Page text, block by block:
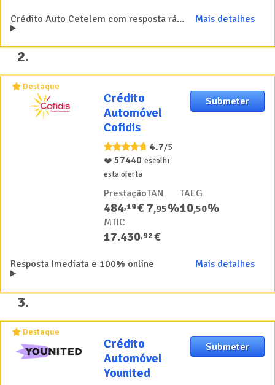
Crédito Auto Cetelem com resposta rápida para carros novos e carros usados Mais detalhes
2.
Destaque
Crédito
Automóvel
Cofidis
Crédito
Automóvel
Cofidis
4.7/5
❤️ 57440 escolhi
esta oferta
Prestação
484,19€
TAN
7,95%
TAEG
10,50%
MTIC
17.430,92€
Resposta Imediata e 100% online Mais detalhes
Submeter
3.
Destaque
Crédito
Automóvel
Younited
Crédito
Automóvel
Younited
Submeter